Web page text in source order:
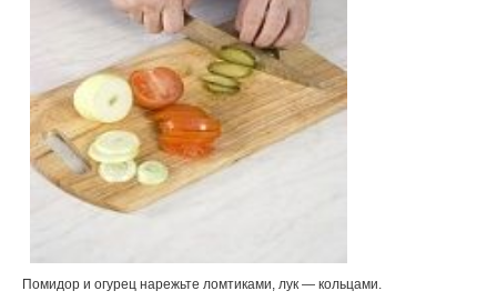
Помидор и огурец нарежьте ломтиками, лук — кольцами.